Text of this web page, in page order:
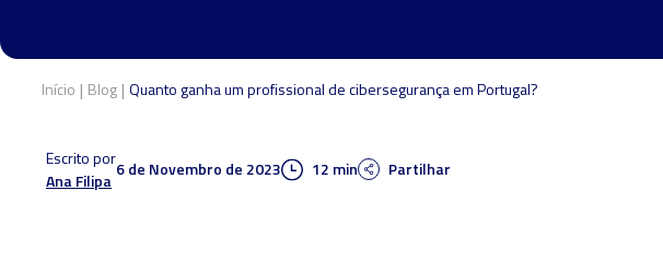
Início | Blog | Quanto ganha um profissional de cibersegurança em Portugal?
Escrito por
Ana Filipa
6 de Novembro de 2023 12 min Partilhar